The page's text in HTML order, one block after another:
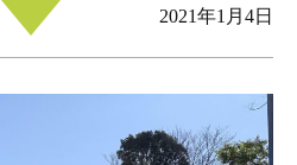
2021年1月4日